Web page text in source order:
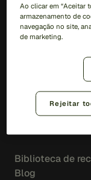
New Account
Account
Account
AML
Watchlist
Biblioteca de
Blog
Ao clicar em “Aceitar
armazenamento de
navegação no site,
de marketing.
Rejeitar